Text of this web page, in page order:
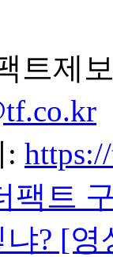
트제
팩트
냐? [